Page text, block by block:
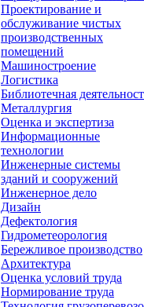
Проектирование и
обслуживание чистых
производственных
помещений
Машиностроение
Логистика
Библиотечная
Металлургия
Оценка и экспертиза
Информационные
технологии
Инженерные системы
зданий и сооружений
Инженерное дело
Дизайн
Дефектология
Гидрометеорология
Бережливое производство
Архитектура
Оценка условий труда
Нормирование труда